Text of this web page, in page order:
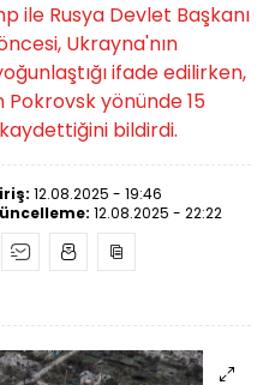
ile Rusya Devlet Başkanı
Ukrayna'nın
ifade edilirken,
yönünde 15
bildirdi.
12.08.2025 - 19:46
12.08.2025 - 22:22